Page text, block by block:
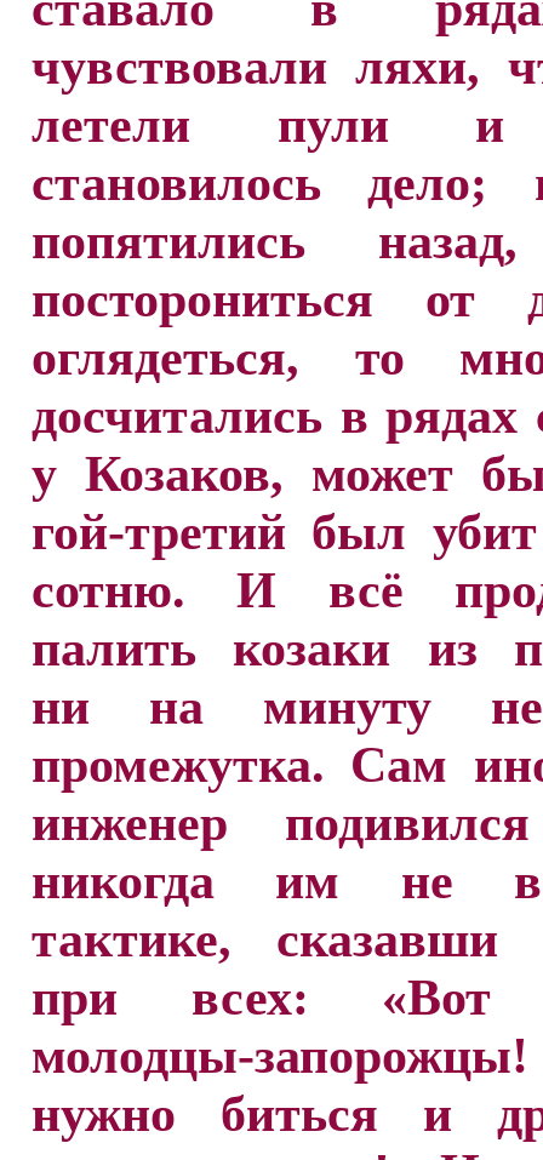
чувствовали ляхи,
летели пули и
становилось дело;
попятились
посторониться
оглядеться, то
досчитались в рядах
у Козаков, может
гой-третий был
сотню. И всё
палить козаки из
ни на минуту
промежутка. Сам
инженер
никогда им не
тактике,
при всех: «Вот
молодцы-
нужно биться и